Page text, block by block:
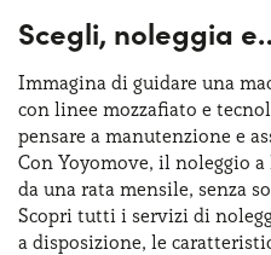
Scegli, noleggia
Immagina di guidare una
con linee mozzafiato e
pensare a manutenzione e
Con Yoyomove, il noleggio a
da una rata mensile, senza
Scopri tutti i servizi di
a disposizione, le